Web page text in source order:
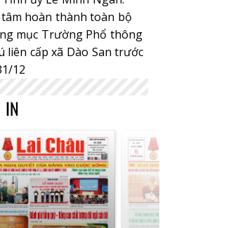
hoàn thành toàn bộ
mục Trường Phổ thông
liên cấp xã Dào San trước
12
IN